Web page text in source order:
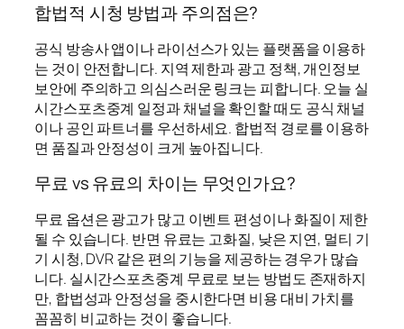
합법적 시청 방법과 주의점은?
공식 방송사 앱이나 라이선스가 있는 플랫폼을 이용하
는 것이 안전합니다. 지역 제한과 광고 정책, 개인정보
보안에 주의하고 의심스러운 링크는 피합니다. 오늘 실
시간스포츠중계 일정과 채널을 확인할 때도 공식 채널
이나 공인 파트너를 우선하세요. 합법적 경로를 이용하
면 품질과 안정성이 크게 높아집니다.
무료 vs 유료의 차이는 무엇인가요?
무료 옵션은 광고가 많고 이벤트 편성이나 화질이 제한
될 수 있습니다. 반면 유료는 고화질, 낮은 지연, 멀티 기
기 시청, DVR 같은 편의 기능을 제공하는 경우가 많습
니다. 실시간스포츠중계 무료로 보는 방법도 존재하지
만, 합법성과 안정성을 중시한다면 비용 대비 가치를
꼼꼼히 비교하는 것이 좋습니다.